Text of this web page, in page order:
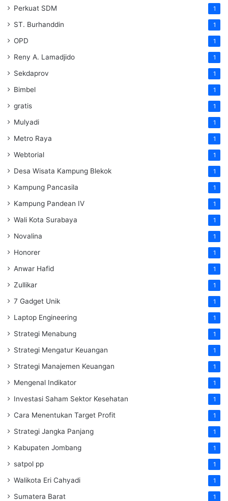
Perkuat SDM 1
ST. Burhanddin 1
OPD 1
Reny A. Lamadjido 1
Sekdaprov 1
Bimbel 1
gratis 1
Mulyadi 1
Metro Raya 1
Webtorial 1
Desa Wisata Kampung Blekok 1
Kampung Pancasila 1
Kampung Pandean IV 1
Wali Kota Surabaya 1
Novalina 1
Honorer 1
Anwar Hafid 1
Zullikar 1
7 Gadget Unik 1
Laptop Engineering 1
Strategi Menabung 1
Strategi Mengatur Keuangan 1
Strategi Manajemen Keuangan 1
Mengenal Indikator 1
Investasi Saham Sektor Kesehatan 1
Cara Menentukan Target Profit 1
Strategi Jangka Panjang 1
Kabupaten Jombang 1
satpol pp 1
Walikota Eri Cahyadi 1
Sumatera Barat 1